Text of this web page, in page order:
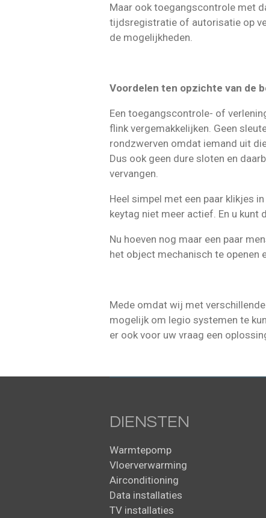
Maar ook toegangscontrole met
tijdsregistratie of autorisatie op
de mogelijkheden.
Voordelen ten opzichte van de
Een toegangscontrole- of
flink vergemakkelijken. Geen
rondzwerven omdat iemand uit
Dus ook geen dure sloten en
vervangen.
Heel simpel met een paar klikjes
keytag niet meer actief. En u kunt
Nu hoeven nog maar een paar
het object mechanisch te openen
Mede omdat wij met
mogelijk om legio systemen te
er ook voor uw vraag een
DIENSTEN
Warmtepomp
Vloerverwarming
Airconditioning
Data installaties
TV installaties